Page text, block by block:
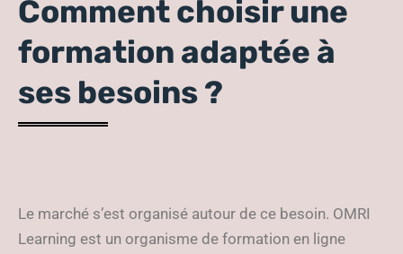
Comment choisir une
formation adaptée à
ses besoins ?
Le marché s’est organisé autour de ce besoin. OMRI
Learning est un organisme de formation en ligne